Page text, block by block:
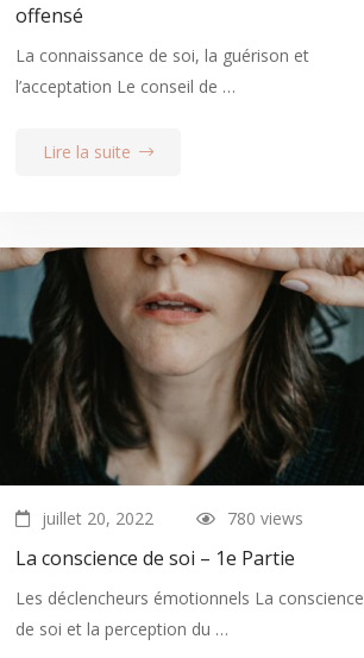
offensé
La connaissance de soi, la guérison et
l’acceptation Le conseil de …
Lire la suite
juillet 20, 2022 780 views
La conscience de soi – 1e Partie
Les déclencheurs émotionnels La conscience
de soi et la perception du …